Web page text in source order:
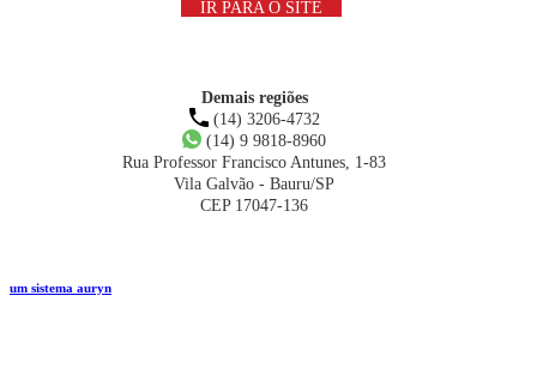
IR PARA O SITE
Demais regiões
(14) 3206-4732
(14) 9 9818-8960
Rua Professor Francisco Antunes, 1-83
Vila Galvão - Bauru/SP
CEP 17047-136
um sistema auryn